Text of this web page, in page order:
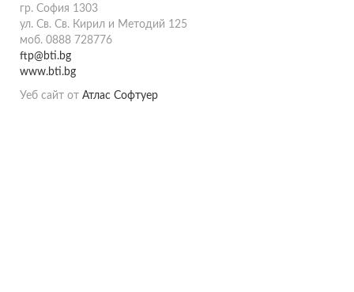
гр. София 1303
ул. Св. Св. Кирил и Методий 125
моб. 0888 728776
ftp@bti.bg
www.bti.bg
Уеб сайт от Атлас Софтуер